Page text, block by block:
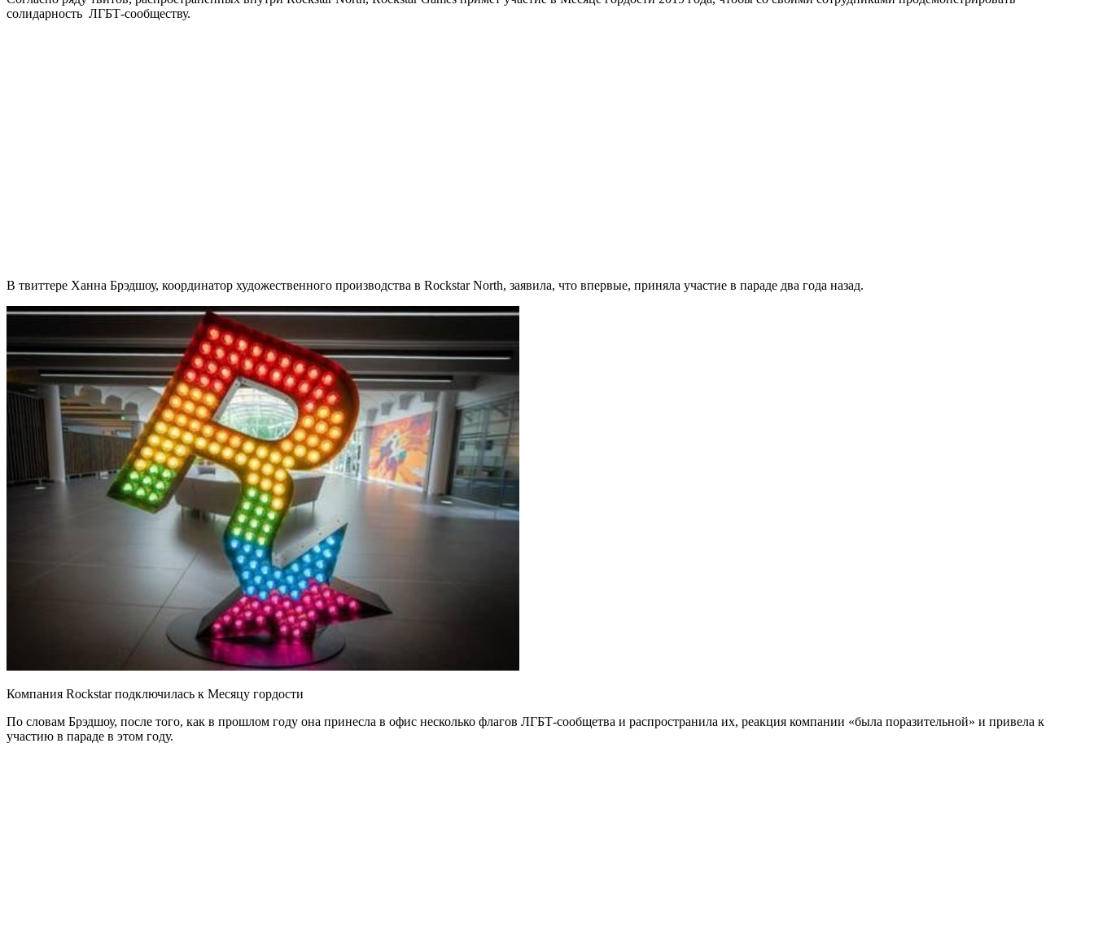
солидарность ЛГБТ-сообществу.
В твиттере Ханна Брэдшоу, координатор художественного производства в Rockstar North, заявила, что впервые, приняла участие в параде два года назад.
Компания Rockstar подключилась к Месяцу гордости
По словам Брэдшоу, после того, как в прошлом году она принесла в офис несколько флагов ЛГБТ-сообщетва и распространила их, реакция компании «была поразительной» и привела к
участию в параде в этом году.